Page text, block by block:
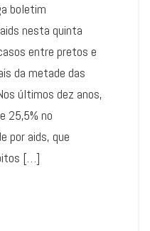
boletim
nesta quinta
entre pretos e
da metade das
últimos dez anos,
25,5% no
por aids, que
[…]